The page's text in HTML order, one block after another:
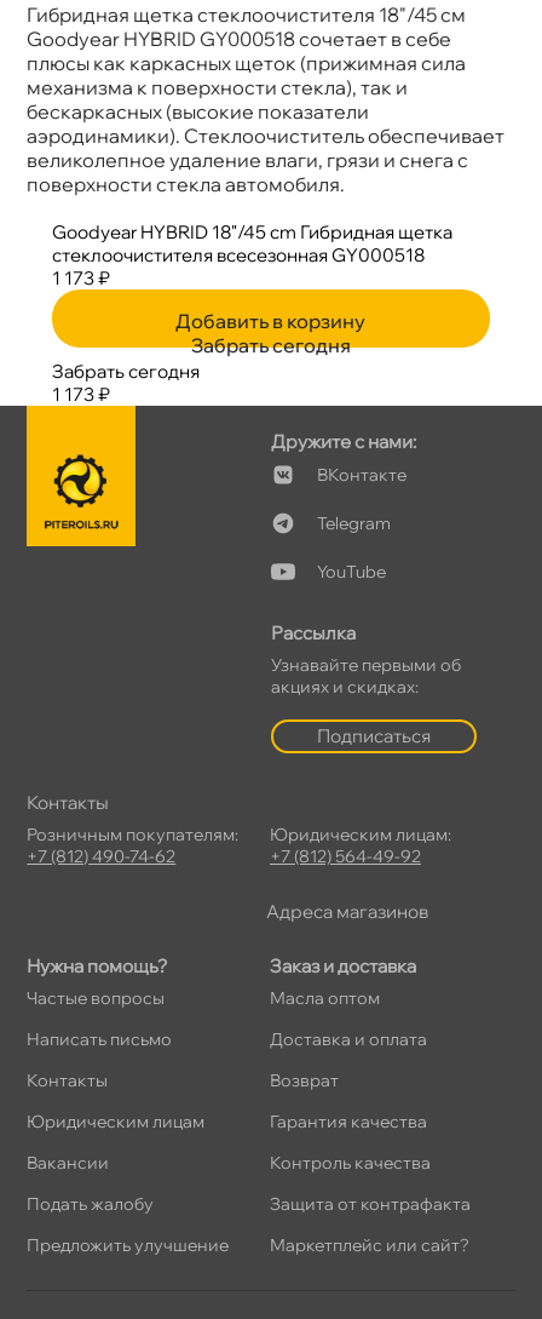
Гибридная щетка стеклоочистителя 18"/45 см
Goodyear HYBRID GY000518 сочетает в себе
плюсы как каркасных щеток (прижимная сила
механизма к поверхности стекла), так и
ескаркасных (высокие показатели
аэродинамики). Стеклоочиститель обеспечивает
еликолепное удаление влаги, грязи и снега с
поверхности стекла автомобиля.
Бренд
GOODYEAR
Артикул
GY000518
Goodyear HYBRID 18"/45 cm Гибридная щетка
стеклоочистителя всесезонная GY000518
1 173 ₽
Добавить в корзину
Забрать сегодня
Забрать сегодня
1 173 ₽
Нужна помощь?
Частые вопросы
Написать письмо
Контакты
Юридическим лицам
акансии
Подать жалобу
Предложить улучшение
Заказ и доставка
Масла оптом
Доставка и оплата
озврат
Гарантия качества
Контроль качества
Защита от контрафакта
Маркетплейс или сайт?
Дружите с нами:
Контакте
Telegram
YouTube
Рассылка
Узнавайте первыми о
акциях и скидках:
Подписаться
Контакты
Розничным покупателям:
+7 (812) 490-74-62
Юридическим лицам:
+7 (812) 564-49-92
Адреса магазино